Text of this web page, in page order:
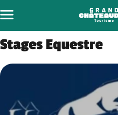
au
contenu
Stages Equestre